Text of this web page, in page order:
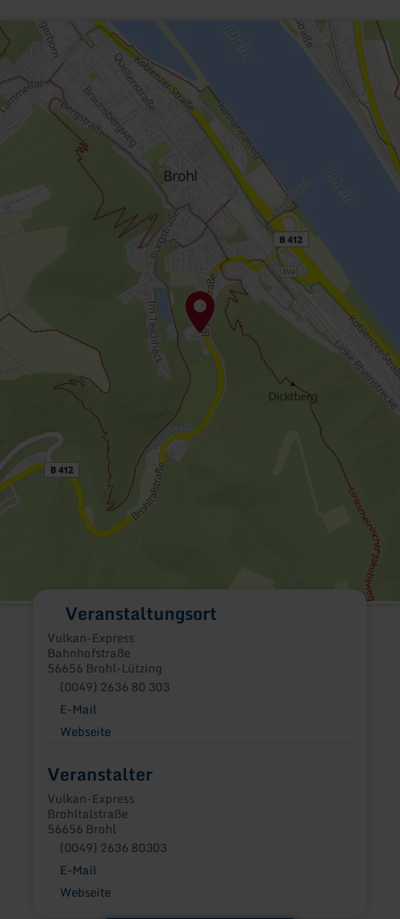
Veranstaltungsort
Vulkan-Express
Bahnhofstraße
56656 Brohl-Lützing
(0049) 2636 80 303
E-Mail
Webseite
Veranstalter
Vulkan-Express
Brohltalstraße
56656 Brohl
(0049) 2636 80303
E-Mail
Webseite